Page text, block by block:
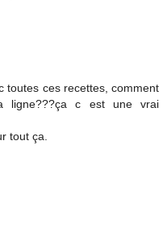
toutes ces recettes, comment
ligne???ça c est une vrai
tout ça.